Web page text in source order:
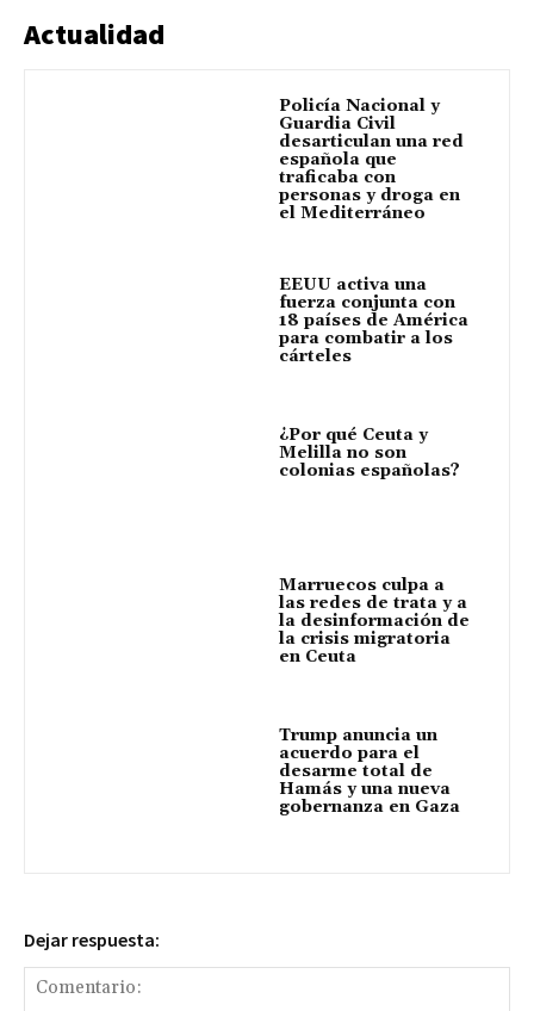
Actualidad
Policía Nacional y
Guardia Civil
desarticulan una red
española que
traficaba con
personas y droga en
el Mediterráneo
EEUU activa una
fuerza conjunta con
18 países de América
para combatir a los
cárteles
¿Por qué Ceuta y
Melilla no son
colonias españolas?
Marruecos culpa a
las redes de trata y a
la desinformación de
la crisis migratoria
en Ceuta
Trump anuncia un
acuerdo para el
desarme total de
Hamás y una nueva
gobernanza en Gaza
Dejar respuesta: